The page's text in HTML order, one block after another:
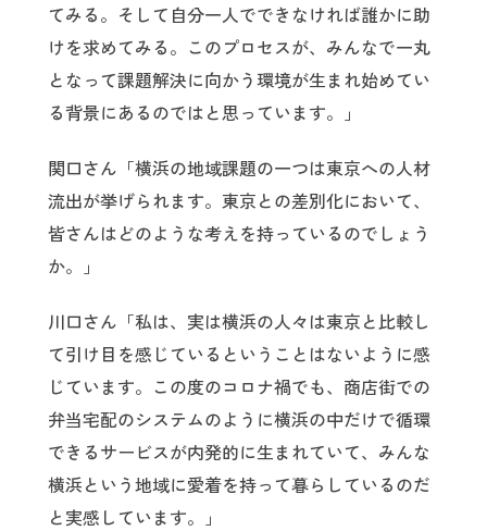
てみる。そして自分一人でできなければ誰かに助
けを求めてみる。このプロセスが、みんなで一丸
となって課題解決に向かう環境が生まれ始めてい
る背景にあるのではと思っています。」
関口さん「横浜の地域課題の一つは東京への人材
流出が挙げられます。東京との差別化において、
皆さんはどのような考えを持っているのでしょう
か。」
川口さん「私は、実は横浜の人々は東京と比較し
て引け目を感じているということはないように感
じています。この度のコロナ禍でも、商店街での
弁当宅配のシステムのように横浜の中だけで循環
できるサービスが内発的に生まれていて、みんな
横浜という地域に愛着を持って暮らしているのだ
と実感しています。」